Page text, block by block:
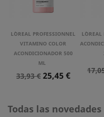
L´OREAL PROFESSIONNEL
VITAMINO COLOR
ACONDICIONADOR 500
ML
Precio
33,93 € Precio
25,45 €
Todas las novedades